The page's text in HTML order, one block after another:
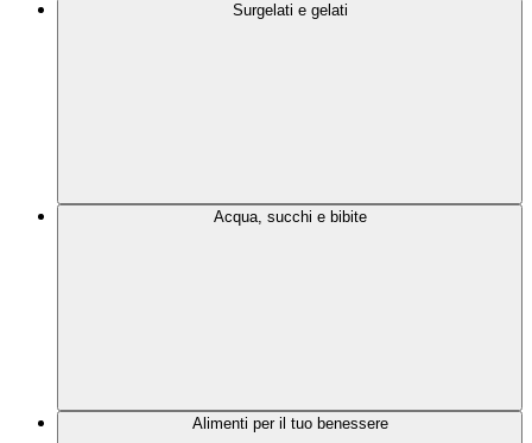
Surgelati e gelati
Acqua, succhi e bibite
Alimenti per il tuo benessere